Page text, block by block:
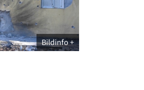
Bildinfo